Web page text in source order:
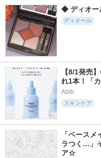
◆ ディオー
ディオール
【8/1発売
れ1本！「
Abib
スキンケア
「ベース
ラつく…」
ア☆